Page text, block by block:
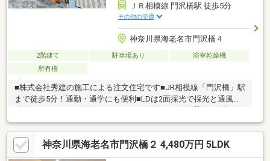
ＪＲ相模線 門沢橋駅 徒歩5分
その他の交通
神奈川県海老名市門沢橋４
2階建て 駐車場あり
浴室乾燥機
所有権
■株式会社秀建の施工による注文住宅です■JR相模線「門沢橋」駅
まで徒歩5分！通勤・通学にも便利■LDは2面採光で採光と通風が
よく乾きそうです■各洋室＋和室に収納スペースが備わっていま
す■WICは約2帖の広さがあり、整理整頓がしやすいです■浴室は浴
室乾燥暖房・追い焚き機能付き■TVモニター付きインターホンが
設置され、防犯面にも配慮■敷地内に駐車スペース有(車種によ
神奈川県海老名市門沢橋２ 4,480万円 5LDK